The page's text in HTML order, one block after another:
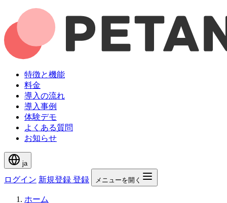
特徴と機能
料金
導入の流れ
導入事例
体験デモ
よくある質問
お知らせ
ja
ログイン 新規登録 登録 メニューを開く
ホーム